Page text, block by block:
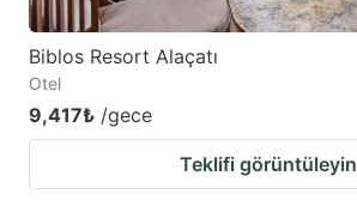
Biblos Resort Alaçatı
Otel
9,417₺ /gece
Teklifi görüntüleyin